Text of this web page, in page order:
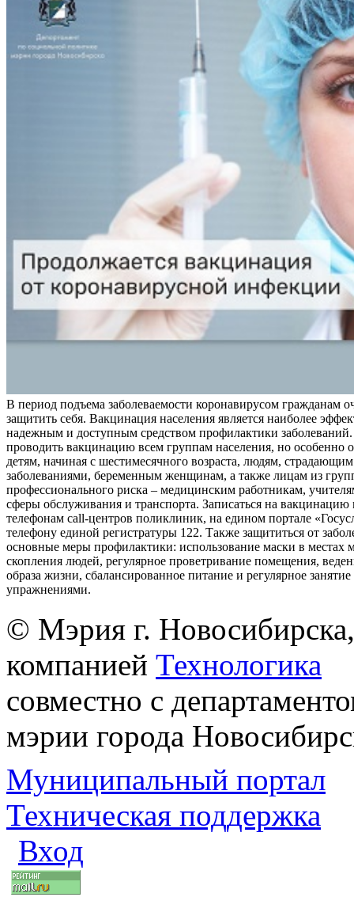
В период подъема заболеваемости коронавирусом гражданам
защитить себя. Вакцинация населения является наиболее
надежным и доступным средством профилактики заболеваний.
проводить вакцинацию всем группам населения, но особенно
детям, начиная с шестимесячного возраста, людям,
заболеваниями, беременным женщинам, а также лицам из
профессионального риска – медицинским работникам,
сферы обслуживания и транспорта. Записаться на
телефонам call-центров поликлиник, на едином портале
телефону единой регистратуры 122. Также защититься от
основные меры профилактики: использование маски в местах
скопления людей, регулярное проветривание помещения,
образа жизни, сбалансированное питание и регулярное
упражнениями.
© Мэрия г.
компанией Технологика
совместно с
мэрии города
Муниципальный портал
Техническая поддержка
Вход